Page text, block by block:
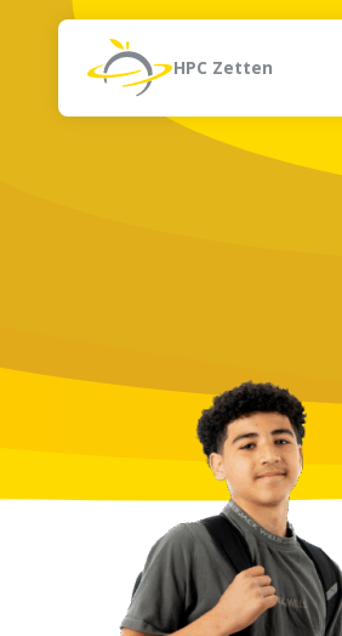
Naar de inhoud
HPC Zetten